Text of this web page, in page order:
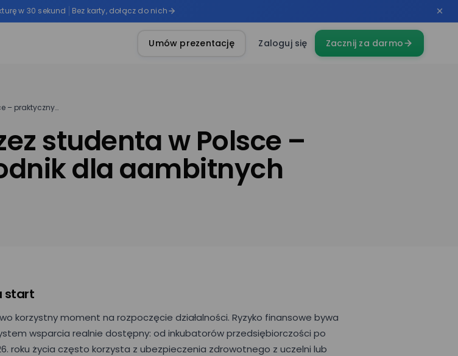
w 30 sekund Bez karty, dołącz do nich
Umów prezentację Zaloguj się Zacznij za darmo
– praktyczny…
studenta w Polsce –
dla aambitnych
start
korzystny moment na rozpoczęcie działalności. Ryzyko finansowe bywa
wsparcia realnie dostępny: od inkubatorów przedsiębiorczości po
roku życia często korzysta z ubezpieczenia zdrowotnego z uczelni lub